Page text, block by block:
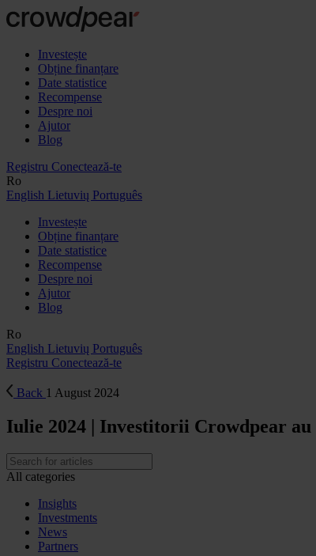
Investește
Obține finanțare
Date statistice
Recompense
Despre noi
Ajutor
Blog
Registru Conectează-te
Ro
English Lietuvių Português
Investește
Obține finanțare
Date statistice
Recompense
Despre noi
Ajutor
Blog
Ro
English Lietuvių Português
Registru Conectează-te
Back 1 August 2024
Iulie 2024 | Investitorii Crowdpear
All categories
Insights
Investments
News
Partners